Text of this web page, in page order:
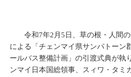
令和7年2月5日、草の根・人間の
による「チェンマイ県サンパトーン
ールバス整備計画」の引渡式典が執
ンマイ日本国総領事、スィワ・タミ